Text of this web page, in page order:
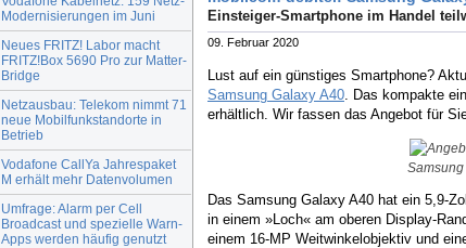
Modernisierungen im Juni
Neues FRITZ! Labor macht
FRITZ!Box 5690 Pro zur Matter-
Bridge
Netzausbau: Telekom nimmt 71
neue Mobilfunkstandorte in
Betrieb
Vodafone CallYa Jahrespaket
M erhält mehr Datenvolumen
Umfrage: Alarm per Cell
Broadcast und spezielle Warn-
Apps werden häufig genutzt
Einsteiger-Smartphone im Handel
09. Februar 2020
Lust auf ein günstiges Smartphone?
Samsung Galaxy A40. Das kompakte
erhältlich. Wir fassen das Angebot für
Das Samsung Galaxy A40 hat ein 5,9-
in einem »Loch« am oberen Display-
einem 16-MP Weitwinkelobjektiv und